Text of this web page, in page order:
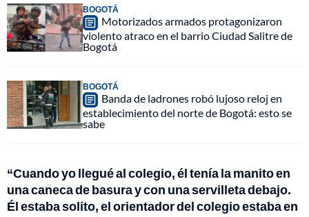
BOGOTÁ
Motorizados armados protagonizaron
violento atraco en el barrio Ciudad Salitre de
Bogotá
BOGOTÁ
Banda de ladrones robó lujoso reloj en
establecimiento del norte de Bogotá: esto se
sabe
“Cuando yo llegué al colegio, él tenía la manito en
una caneca de basura y con una servilleta debajo.
Él estaba solito, el orientador del colegio estaba en